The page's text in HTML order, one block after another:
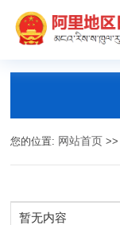
您的位置: 网站首页
暂无内容